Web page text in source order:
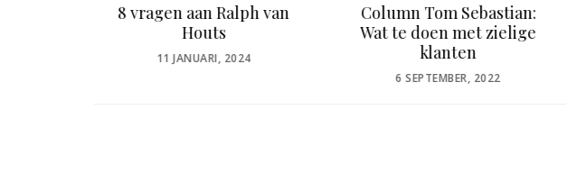
8 vragen aan Ralph van
Houts
POSTED
11 JANUARI, 2024
Column Tom Sebastian:
Wat te doen met zielige
klanten
POSTED
6 SEPTEMBER, 2022